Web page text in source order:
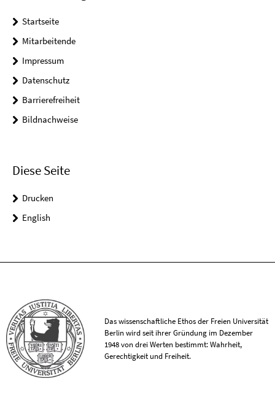
Startseite
Mitarbeitende
Impressum
Datenschutz
Barrierefreiheit
Bildnachweise
Diese Seite
Drucken
English
Das wissenschaftliche Ethos der Freien Universität
Berlin wird seit ihrer Gründung im Dezember
1948 von drei Werten bestimmt: Wahrheit,
Gerechtigkeit und Freiheit.